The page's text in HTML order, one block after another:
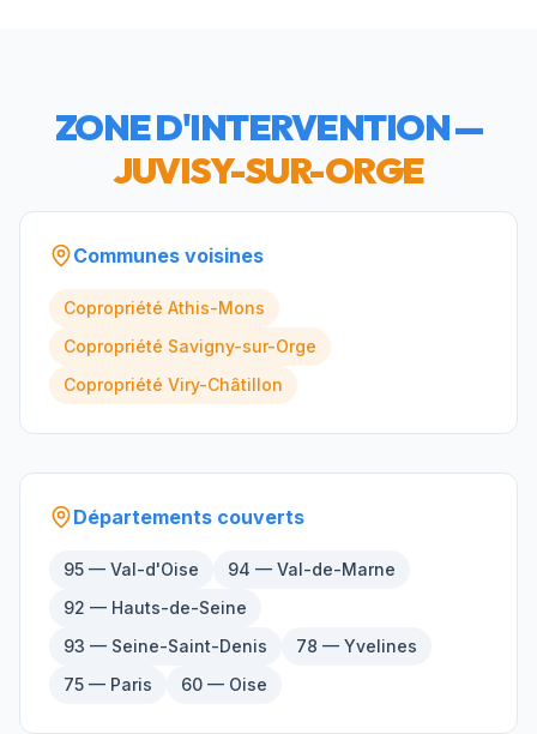
ZONE D'INTERVENTION —
JUVISY-SUR-ORGE
Communes voisines
Copropriété Athis-Mons
Copropriété Savigny-sur-Orge
Copropriété Viry-Châtillon
Départements couverts
95 — Val-d'Oise
94 — Val-de-Marne
92 — Hauts-de-Seine
93 — Seine-Saint-Denis
78 — Yvelines
75 — Paris
60 — Oise